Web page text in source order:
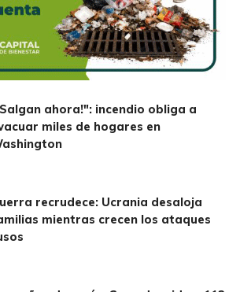
ahora!": incendio obliga a
miles de hogares en
recrudece: Ucrania desaloja
mientras crecen los ataques